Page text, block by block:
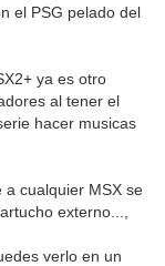
el PSG pelado del
ya es otro
al tener el
hacer musicas
a cualquier MSX se
externo...,
verlo en un